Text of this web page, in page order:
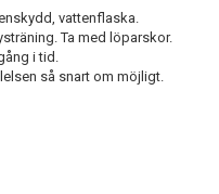
vattenflaska.
Ta med löparskor.
i tid.
så snart om möjligt.